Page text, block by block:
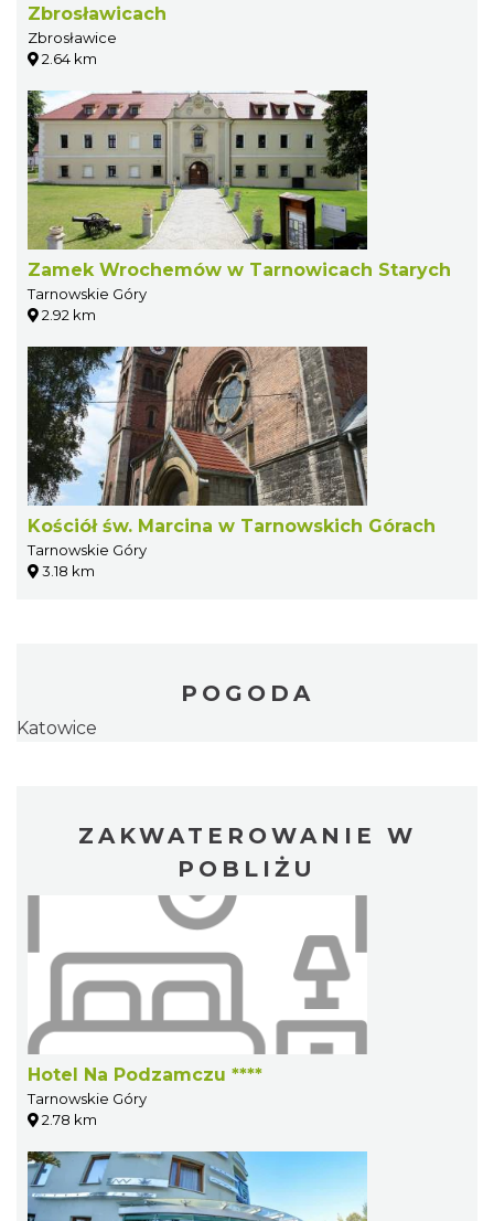
Zbrosławicach
Zbrosławice
2.64 km
Zamek Wrochemów w Tarnowicach Starych
Tarnowskie Góry
2.92 km
Kościół św. Marcina w Tarnowskich Górach
Tarnowskie Góry
3.18 km
POGODA
Katowice
ZAKWATEROWANIE W
POBLIŻU
Hotel Na Podzamczu ****
Tarnowskie Góry
2.78 km